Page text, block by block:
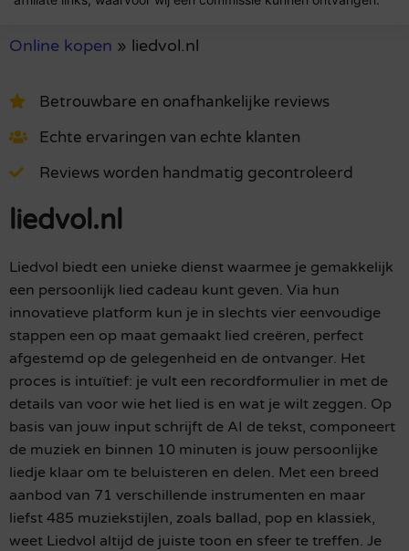
Online kopen » liedvol.nl
Betrouwbare en onafhankelijke reviews
Echte ervaringen van echte klanten
Reviews worden handmatig gecontroleerd
liedvol.nl
Liedvol biedt een unieke dienst waarmee je gemakkelijk
een persoonlijk lied cadeau kunt geven. Via hun
innovatieve platform kun je in slechts vier eenvoudige
stappen een op maat gemaakt lied creëren, perfect
afgestemd op de gelegenheid en de ontvanger. Het
proces is intuïtief: je vult een recordformulier in met de
details van voor wie het lied is en wat je wilt zeggen. Op
basis van jouw input schrijft de AI de tekst, componeert
de muziek en binnen 10 minuten is jouw persoonlijke
liedje klaar om te beluisteren en delen. Met een breed
aanbod van 71 verschillende instrumenten en maar
liefst 485 muziekstijlen, zoals ballad, pop en klassiek,
weet Liedvol altijd de juiste toon en sfeer te treffen. Je